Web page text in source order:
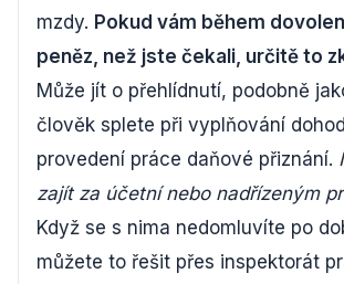
mzdy. Pokud vám během
peněz, než jste čekali, určitě to
Může jít o přehlídnutí, podobně
člověk splete při vyplňování
provedení práce daňové přiznání.
zajít za účetní nebo nadřízeným
Když se s nima nedomluvíte po
můžete to řešit přes inspektorát